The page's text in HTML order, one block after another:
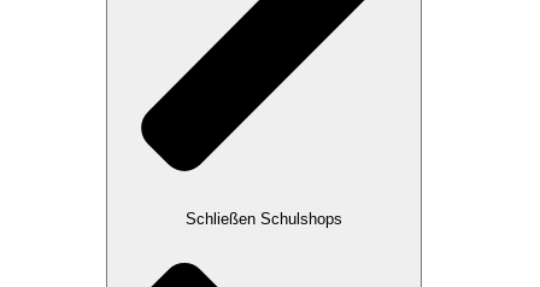
Schließen Schulshops